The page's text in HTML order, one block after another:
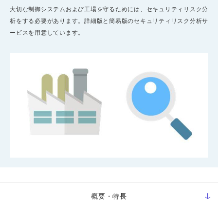
大切な制御システムおよび工場を守るためには、セキュリティリスク分
析をする必要があります。詳細版と簡易版のセキュリティリスク分析サ
ービスを用意しています。
概要・特長